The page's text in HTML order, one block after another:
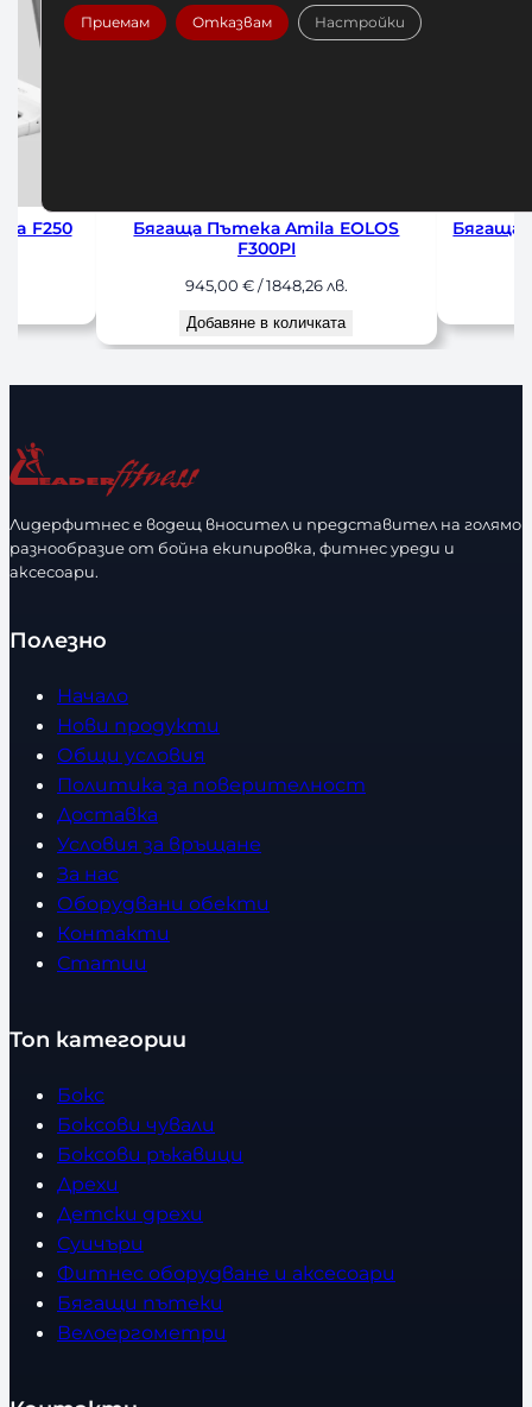
Бягаща пътека Amila Flow F250PI Бягаща
Лидерфитнес е водещ вносител и представител на голямо
разнообразие от бойна екипировка, фитнес уреди и
аксесоари.
Полезно
Начало
Нови продукти
Общи условия
Политика за поверителност
Доставка
Условия за връщане
За нас
Оборудвани обекти
Контакти
Статии
Топ категории
Бокс
Боксови чували
Боксови ръкавици
Дрехи
Детски дрехи
Суичъри
Фитнес оборудване и аксесоари
Бягащи пътеки
Велоергометри
Приемам Отказвам Настройки